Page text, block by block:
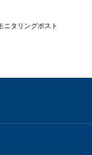
ニタリングポスト